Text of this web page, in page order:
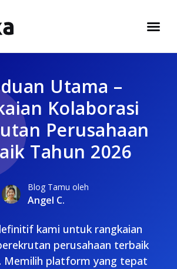
Utama –
Kolaborasi
Perusahaan
Tahun 2026
Blog Tamu oleh
Angel C.
kami untuk rangkaian
perusahaan terbaik
Memilih platform yang tepat